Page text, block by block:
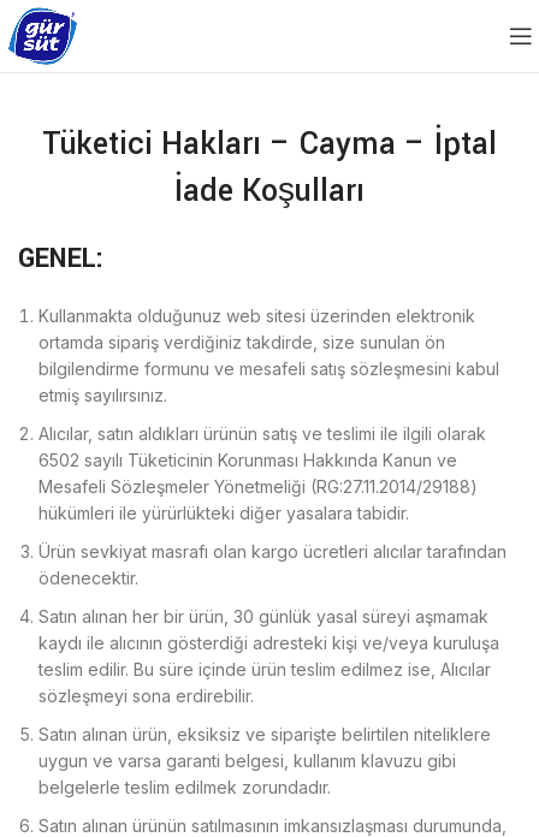
Tüketici Hakları – Cayma – İptal
İade Koşulları
GENEL:
Kullanmakta olduğunuz web sitesi üzerinden elektronik
ortamda sipariş verdiğiniz takdirde, size sunulan ön
bilgilendirme formunu ve mesafeli satış sözleşmesini kabul
etmiş sayılırsınız.
Alıcılar, satın aldıkları ürünün satış ve teslimi ile ilgili olarak
6502 sayılı Tüketicinin Korunması Hakkında Kanun ve
Mesafeli Sözleşmeler Yönetmeliği (RG:27.11.2014/29188)
hükümleri ile yürürlükteki diğer yasalara tabidir.
Ürün sevkiyat masrafı olan kargo ücretleri alıcılar tarafından
ödenecektir.
Satın alınan her bir ürün, 30 günlük yasal süreyi aşmamak
kaydı ile alıcının gösterdiği adresteki kişi ve/veya kuruluşa
teslim edilir. Bu süre içinde ürün teslim edilmez ise, Alıcılar
sözleşmeyi sona erdirebilir.
Satın alınan ürün, eksiksiz ve siparişte belirtilen niteliklere
uygun ve varsa garanti belgesi, kullanım klavuzu gibi
belgelerle teslim edilmek zorundadır.
Satın alınan ürünün satılmasının imkansızlaşması durumunda,